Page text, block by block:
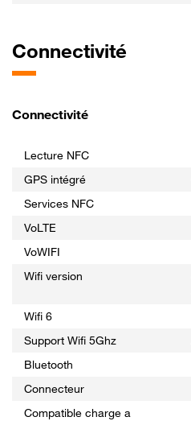
Connectivité
Connectivité
Lecture NFC
GPS intégré
Services NFC
VoLTE
VoWIFI
Wifi version
Wifi 6
Support Wifi 5Ghz
Bluetooth
Connecteur
Compatible charge a